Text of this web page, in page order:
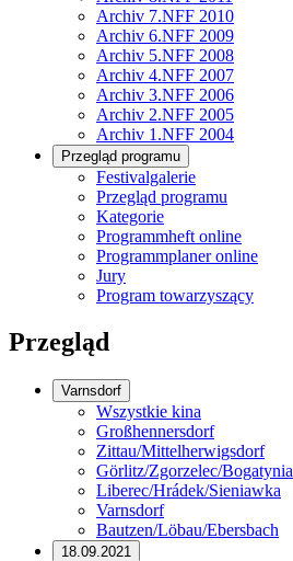
Archiv 7.NFF 2010
Archiv 6.NFF 2009
Archiv 5.NFF 2008
Archiv 4.NFF 2007
Archiv 3.NFF 2006
Archiv 2.NFF 2005
Archiv 1.NFF 2004
Przegląd programu
Festivalgalerie
Przegląd programu
Kategorie
Programmheft online
Programmplaner online
Jury
Program towarzyszący
Przegląd
Varnsdorf
Wszystkie kina
Großhennersdorf
Zittau/Mittelherwigsdorf
Görlitz/Zgorzelec/Bogatynia
Liberec/Hrádek/Sieniawka
Varnsdorf
Bautzen/Löbau/Ebersbach
18.09.2021